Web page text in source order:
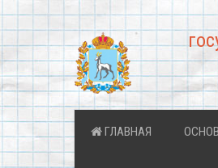
ГЛАВНАЯ